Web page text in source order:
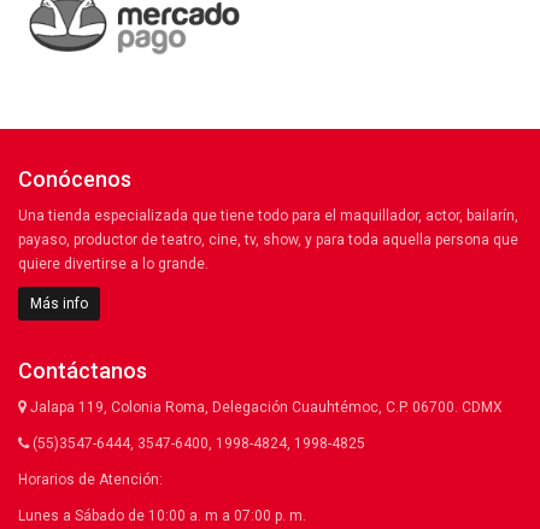
Conócenos
Una tienda especializada que tiene todo para el maquillador, actor, bailarín,
payaso, productor de teatro, cine, tv, show, y para toda aquella persona que
quiere divertirse a lo grande.
Más info
Contáctanos
Jalapa 119, Colonia Roma, Delegación Cuauhtémoc, C.P. 06700. CDMX
(55)3547-6444, 3547-6400, 1998-4824, 1998-4825
Horarios de Atención:
Lunes a Sábado de 10:00 a. m a 07:00 p. m.